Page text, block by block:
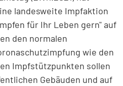
landesweite Impfaktion
für Ihr Leben gern" auf
den normalen
wie den
Impfstützpunkten sollen
Gebäuden und auf